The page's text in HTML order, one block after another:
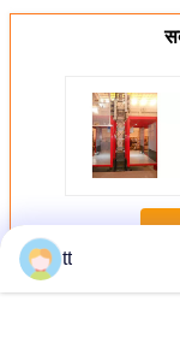
अधिकऔद्योगिक लिफ्ट
tt